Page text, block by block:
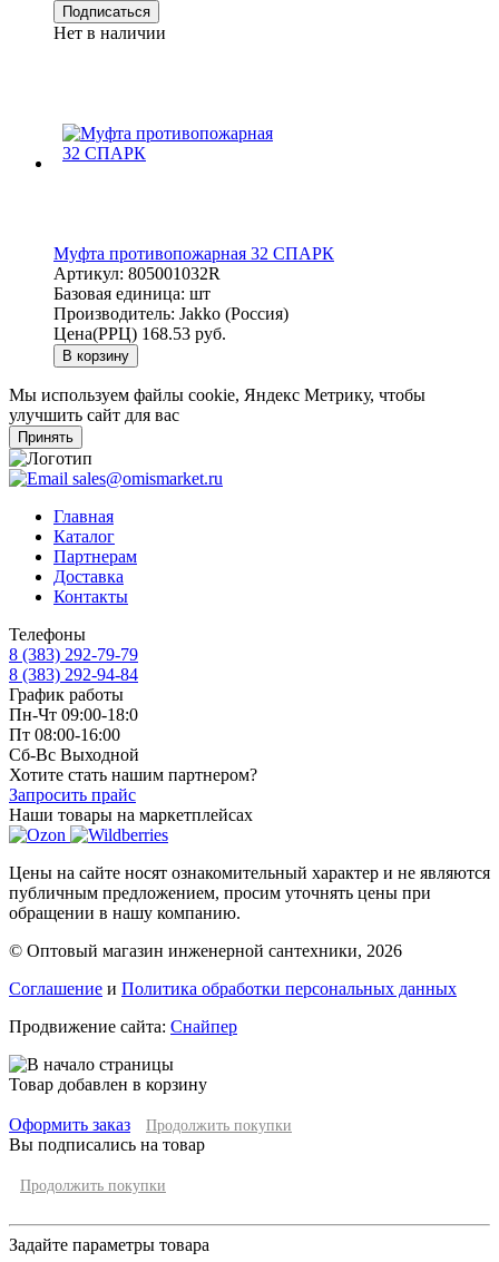
Подписаться
Нет в наличии
Муфта противопожарная 32 СПАРК
Артикул: 805001032R
Базовая единица: шт
Производитель: Jakko (Россия)
Цена(РРЦ) 168.53 руб.
В корзину
Мы используем файлы cookie, Яндекс Метрику, чтобы
улучшить сайт для вас
Принять
sales@omismarket.ru
Главная
Каталог
Партнерам
Доставка
Контакты
Телефоны
8 (383) 292-79-79
8 (383) 292-94-84
График работы
Пн-Чт 09:00-18:0
Пт 08:00-16:00
Сб-Вс Выходной
Хотите стать нашим партнером?
Запросить прайс
Наши товары на маркетплейсах
Цены на сайте носят ознакомительный характер и не являются
публичным предложением, просим уточнять цены при
обращении в нашу компанию.
© Оптовый магазин инженерной сантехники, 2026
Соглашение и Политика обработки персональных данных
Продвижение сайта: Снайпер
Товар добавлен в корзину
Оформить заказ Продолжить покупки
Вы подписались на товар
Продолжить покупки
Задайте параметры товара